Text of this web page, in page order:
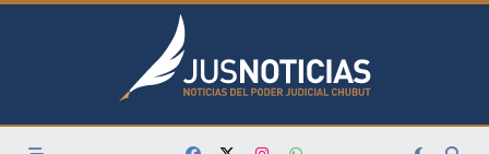
Skip